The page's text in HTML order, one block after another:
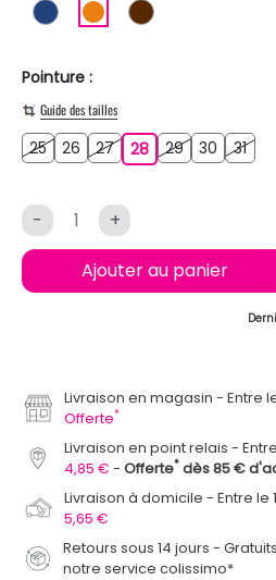
BLEU FONCE
ORANGEMARRON
Pointure :
Guide des tailles
2525 26 2627272828292930 303131
- +
Ajouter au panier
Livraison en magasin
Entre
Offerte*
Livraison en point relais
4,85 €
Offerte* dès 85 €
Livraison à domicile
Entre le
5,65 €
Retours sous 14 jours -
notre service colissimo*